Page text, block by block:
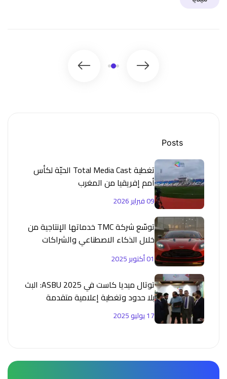
Posts
تغطية Total Media Cast الحيّة لكأس
أمم إفريقيا من المغرب
09 فبراير 2026
توسّع شركة TMC خدماتها الإنتاجية من
خلال الذكاء الاصطناعي والشراكات
الاستراتيجية01 أكتوبر 2025
توتال ميديا كاست في ASBU 2025: البث
بلا حدود وتغطية إعلامية متقدمة
17 يوليو 2025